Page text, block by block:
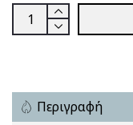
Περιγραφή